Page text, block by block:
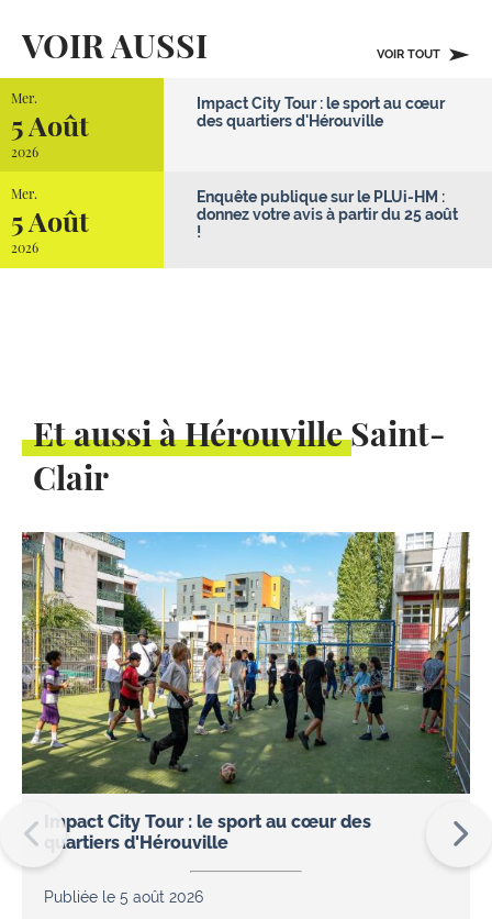
VOIR AUSSI VOIR TOUT
Mer.
5 Août
2026
Impact City Tour : le sport au cœur
des quartiers d'Hérouville
Mer.
5 Août
2026
Enquête publique sur le PLUi-HM :
donnez votre avis à partir du 25 août
!
Et aussi à Hérouville Saint-
Clair
Impact City Tour : le sport au cœur des
quartiers d'Hérouville
Publiée le 5 août 2026